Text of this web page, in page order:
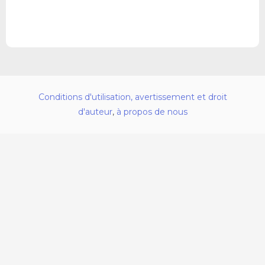
Conditions d'utilisation, avertissement et droit
d'auteur, à propos de nous